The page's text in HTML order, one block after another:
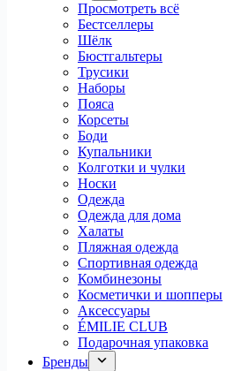
Просмотреть всё
Бестселлеры
Шёлк
Бюстгальтеры
Трусики
Наборы
Пояса
Корсеты
Боди
Купальники
Колготки и чулки
Носки
Одежда
Одежда для дома
Халаты
Пляжная одежда
Спортивная одежда
Комбинезоны
Косметички и шопперы
Аксессуары
ÉMILIE CLUB
Подарочная упаковка
Бренды